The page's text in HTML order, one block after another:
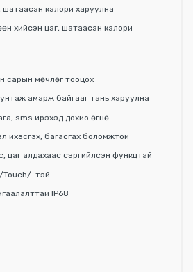
шатаасан калори харуулна
хийсэн цаг, шатаасан калори
сарын мөчлөг тооцох
амарж байгааг тань харуулна
sms ирэхэд дохио өгнө
ихэсгэх, багасгах боломжтой
цаг алдахаас сэргийлсэн функцтай
Touch/-тэй
IP68